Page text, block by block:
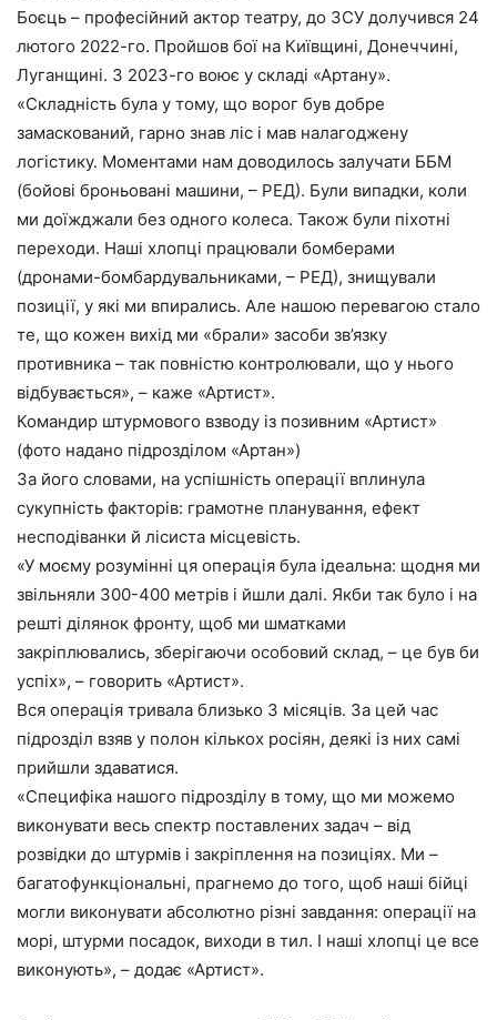
Боєць – професійний актор театру, до ЗСУ долучився 24
лютого 2022-го. Пройшов бої на Київщині, Донеччині,
Луганщині. З 2023-го воює у складі «Артану».
«Складність була у тому, що ворог був добре
замаскований, гарно знав ліс і мав налагоджену
логістику. Моментами нам доводилось залучати ББМ
(бойові броньовані машини, – РЕД). Були випадки, коли
ми доїжджали без одного колеса. Також були піхотні
переходи. Наші хлопці працювали бомберами
(дронами-бомбардувальниками, – РЕД), знищували
позиції, у які ми впирались. Але нашою перевагою стало
те, що кожен вихід ми «брали» засоби зв’язку
противника – так повністю контролювали, що у нього
відбувається», – каже «Артист».
Командир штурмового взводу із позивним «Артист»
(фото надано підрозділом «Артан»)
За його словами, на успішність операції вплинула
сукупність факторів: грамотне планування, ефект
несподіванки й лісиста місцевість.
«У моєму розумінні ця операція була ідеальна: щодня ми
звільняли 300-400 метрів і йшли далі. Якби так було і на
решті ділянок фронту, щоб ми шматками
закріплювались, зберігаючи особовий склад, – це був би
успіх», – говорить «Артист».
Вся операція тривала близько 3 місяців. За цей час
підрозділ взяв у полон кількох росіян, деякі із них самі
прийшли здаватися.
«Специфіка нашого підрозділу в тому, що ми можемо
виконувати весь спектр поставлених задач – від
розвідки до штурмів і закріплення на позиціях. Ми –
багатофункціональні, прагнемо до того, щоб наші бійці
могли виконувати абсолютно різні завдання: операції на
морі, штурми посадок, виходи в тил. І наші хлопці це все
виконують», – додає «Артист».